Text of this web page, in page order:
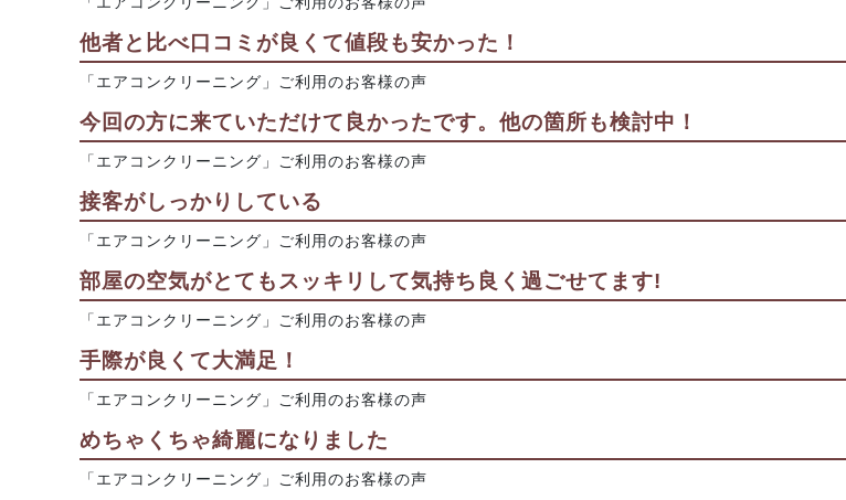
他者と比べ口コミが良くて値段も安かった！
「エアコンクリーニング」ご利用のお客様の声
今回の方に来ていただけて良かったです。他の箇所も検討中！
「エアコンクリーニング」ご利用のお客様の声
接客がしっかりしている
「エアコンクリーニング」ご利用のお客様の声
部屋の空気がとてもスッキリして気持ち良く過ごせてます!
「エアコンクリーニング」ご利用のお客様の声
手際が良くて大満足！
「エアコンクリーニング」ご利用のお客様の声
めちゃくちゃ綺麗になりました
「エアコンクリーニング」ご利用のお客様の声